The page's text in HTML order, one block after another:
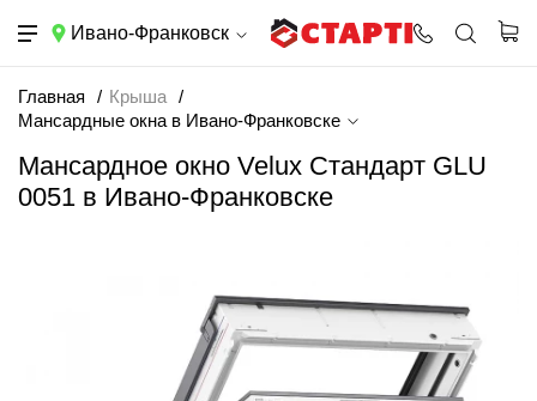
Ивано-Франковск
Главная
Крыша
Мансардные окна в Ивано-Франковске
Мансардное окно Velux Стандарт GLU
0051 в Ивано-Франковске